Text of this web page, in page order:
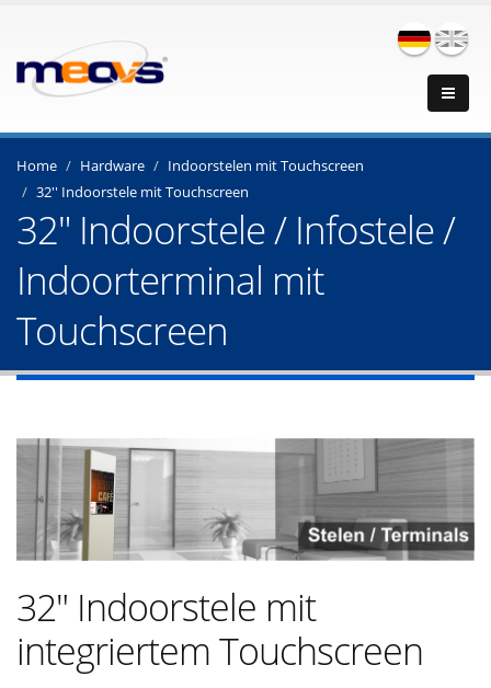
Home Hardware
Indoorstelen mit Touchscreen
32'' Indoorstele mit Touchscreen
32" Indoorstele / Infostele /
Indoorterminal mit
Touchscreen
32" Indoorstele mit
integriertem Touchscreen